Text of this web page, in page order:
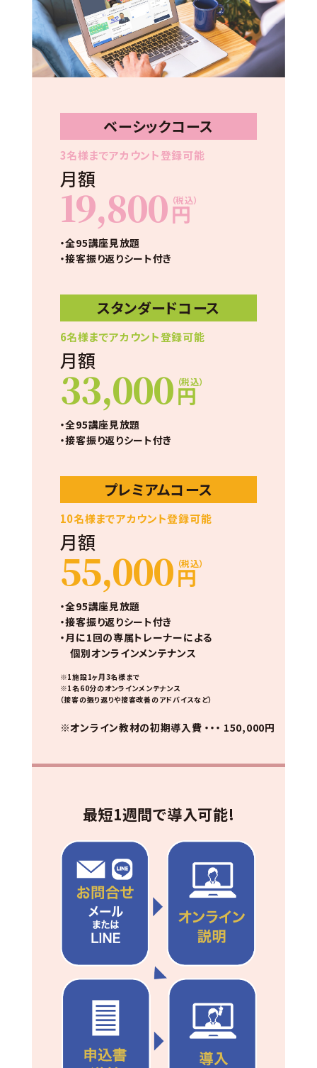
ベーシックコース
3名様までアカウント登録可能
月額
19,800 （税込）
円
・全95講座見放題
・接客振り返りシート付き
スタンダードコース
6名様までアカウント登録可能
月額
33,000 （税込）
円
・全95講座見放題
・接客振り返りシート付き
プレミアムコース
10名様までアカウント登録可能
月額
55,000 （税込）
円
・全95講座見放題
・接客振り返りシート付き
・月に1回の専属トレーナーによる
個別オンラインメンテナンス
※1施設1ヶ月3名様まで
※1名60分のオンラインメンテナンス
（接客の振り返りや接客改善のアドバイスなど）
※オンライン教材の初期導入費 ・・・ 150,000円
最短1週間で導入可能!